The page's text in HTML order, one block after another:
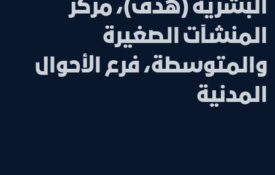
البشرية (هدف)، مركز
المنشآت الصغيرة
والمتوسطة، فرع الأحوال
المدنية